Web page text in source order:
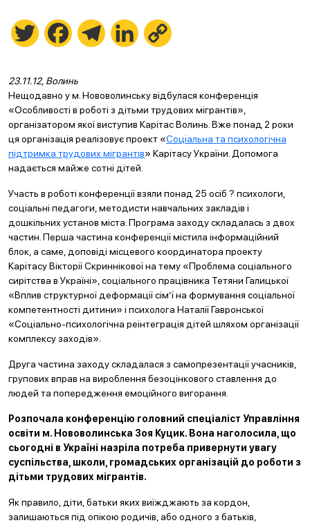
Twitter FacebookTelegramLinkedIn
23.11.12, Волинь
Нещодавно у м. Нововолинську відбулася конференція
«Особливості в роботі з дітьми трудових мігрантів»,
організатором якої виступив Карітас Волинь. Вже понад 2 роки
ця організація реалізовує проект «Соціальна та психологічна
підтримка трудових мігрантів» Карітасу України. Допомога
надається майже сотні дітей.
Участь в роботі конференції взяли понад 25 осіб ? психологи,
соціальні педагоги, методисти навчальних закладів і
дошкільних установ міста. Програма заходу складалась з двох
частин. Перша частина конференції містила інформаційний
блок, а саме, доповіді місцевого координатора проекту
Карітасу Вікторії Скриннікової на тему «Проблема соціального
сирітства в Україні», соціального працівника Тетяни Галицької
«Вплив структурної деформації сім’ї на формування соціальної
компетентності дитини» і психолога Наталії Гавронської
«Соціально-психологічна реінтеграція дітей шляхом організації
комплексу заходів».
Друга частина заходу складалася з самопрезентації учасників,
групових вправ на вироблення безоцінкового ставлення до
людей та попередження емоційного вигорання.
Розпочала конференцію головний спеціаліст Управління
освіти м. Нововолинська Зоя Куцик. Вона наголосила, що
сьогодні в Україні назріла потреба привернути увагу
суспільства, школи, громадських організацій до роботи з
дітьми трудових мігрантів.
Як правило, діти, батьки яких виїжджають за кордон,
залишаються під опікою родичів, або одного з батьків,